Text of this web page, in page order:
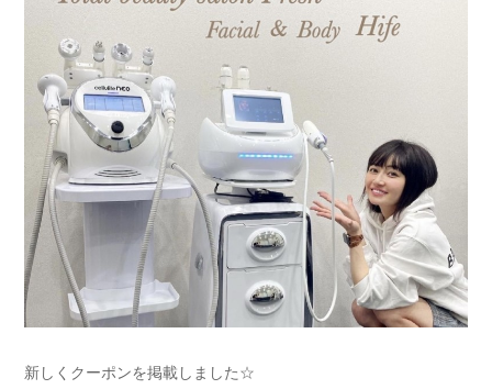
新しくクーポンを掲載しました☆